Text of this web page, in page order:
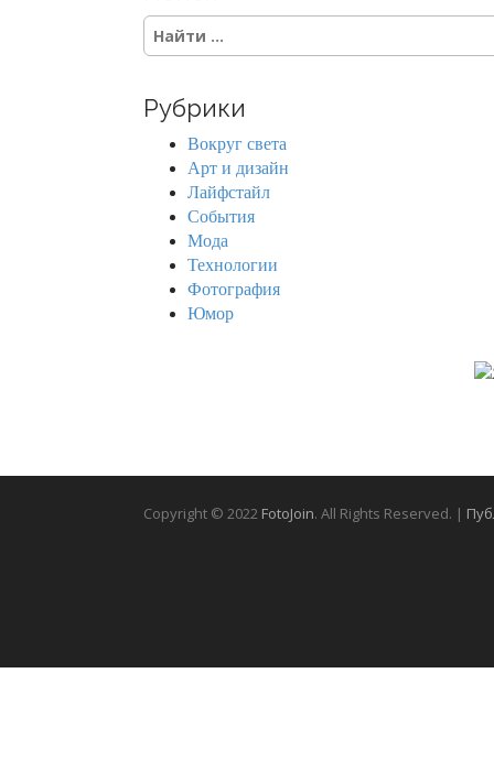
S
e
c
Рубрики
Вокруг света
Арт и дизайн
Лайфстайл
События
Мода
Технологии
Фотография
Юмор
Copyright © 2022 FotoJoin. All Rights Reserved. |